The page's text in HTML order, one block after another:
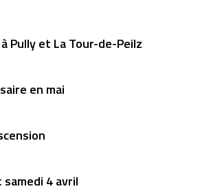
Pully et La Tour-de-Peilz
en mai
4 avril